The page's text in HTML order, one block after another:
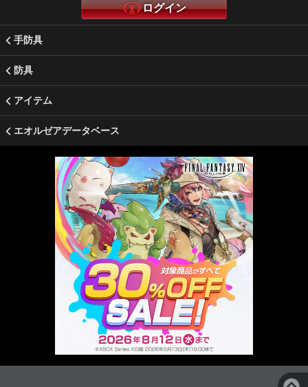
ログイン
手防具
防具
アイテム
エオルゼアデータベース